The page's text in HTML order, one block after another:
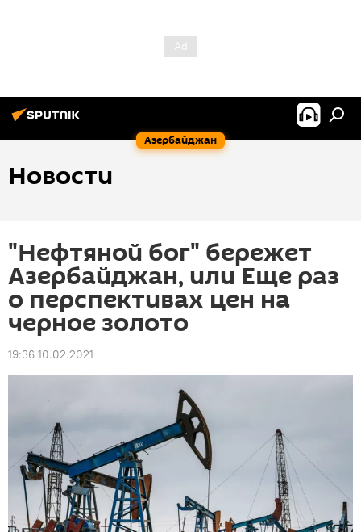
Азербайджан
Новости
"Нефтяной бог" бережет
Азербайджан, или Еще раз
о перспективах цен на
черное золото
19:36 10.02.2021